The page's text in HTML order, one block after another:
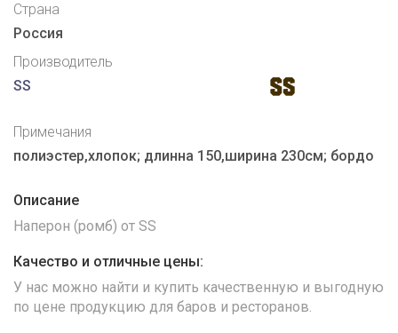
Страна
Россия
Производитель
SS
Примечания
полиэстер,хлопок; длинна 150,ширина 230см; бордо
Описание
Наперон (ромб) от SS
Качество и отличные цены:
У нас можно найти и купить качественную и выгодную
по цене продукцию для баров и ресторанов.